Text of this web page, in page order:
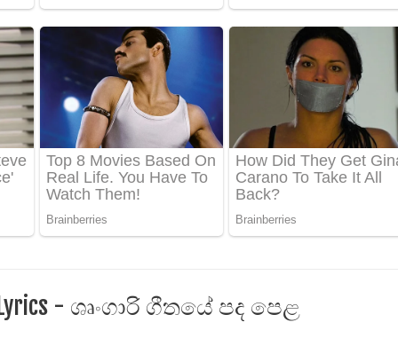
පද පෙළ
පෙළ
Lyrics - ශෘංගාරි ගීතයේ පද පෙළ